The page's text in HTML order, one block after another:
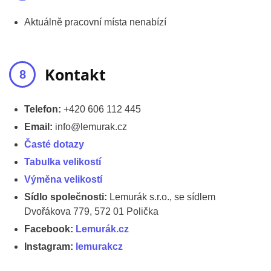
Aktuálně pracovní místa nenabízí
Kontakt
Telefon: +420 606 112 445
Email: info@lemurak.cz
Časté dotazy
Tabulka velikostí
Výměna velikostí
Sídlo společnosti: Lemurák s.r.o., se sídlem
Dvořákova 779, 572 01 Polička
Facebook: Lemurák.cz
Instagram: lemurakcz